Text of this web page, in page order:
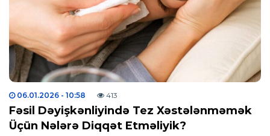
06.01.2026 - 10:58 413
Fəsil Dəyişkənliyində Tez Xəstələnməmək
Üçün Nələrə Diqqət Etməliyik?